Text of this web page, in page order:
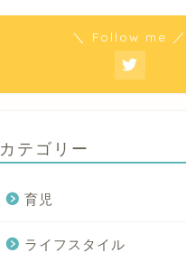
＼ Follow me ／
カテゴリー
育児
ライフスタイル